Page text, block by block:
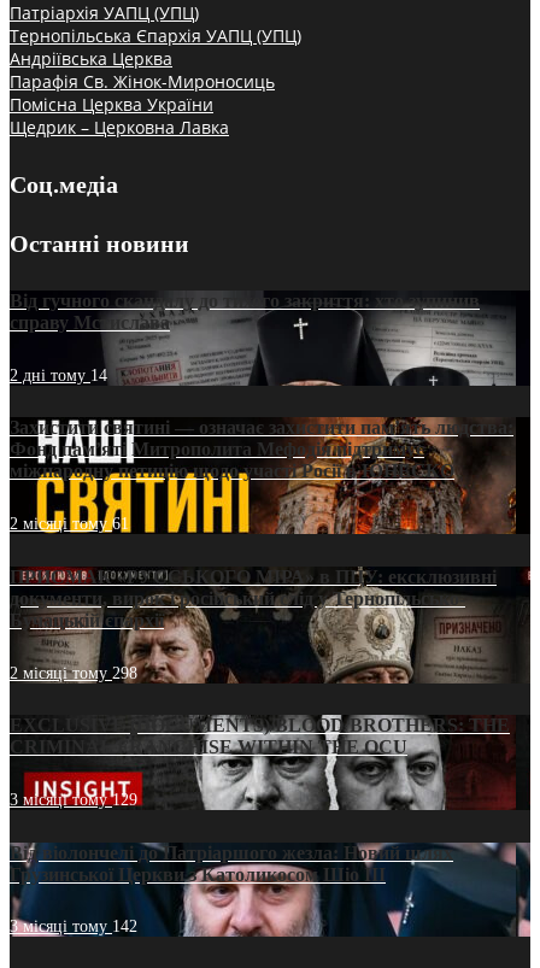
Патріархія УАПЦ (УПЦ)
Тернопільська Єпархія УАПЦ (УПЦ)
Андріївська Церква
Парафія Св. Жінок-Мироносиць
Помісна Церква України
Щедрик – Церковна Лавка
Соц.медіа
Останні новини
Від гучного скандалу до тихого закриття: хто зупинив
справу Мстислава
2 дні тому 14
Захистити святині — означає захистити пам’ять людства:
Фонд пам’яті Митрополита Мефодія підтримує
міжнародну петицію щодо участі Росії в ЮНЕСКО
2 місяці тому61
ПРИСМАК «РУССЬКОГО МІРА» в ПЦУ: ексклюзивні
документи, вирок і російський слід у Тернопільсько-
Бучацькій єпархії
2 місяці тому 298
EXCLUSIVE (DOCUMENTS)/BLOOD BROTHERS: THE
CRIMINAL FRANCHISE WITHIN THE OCU
3 місяці тому129
Від віолончелі до Патріаршого жезла: Новий шлях
Грузинської Церкви з Католикосом Шіо III
3 місяці тому 142